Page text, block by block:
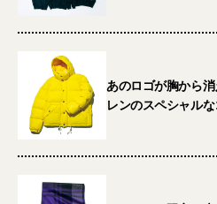
あのロゴが胸から
レンのスペシャル